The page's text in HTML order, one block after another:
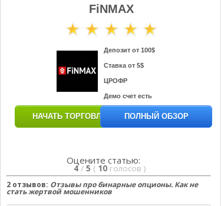
FiNMAX
Депозит от 100$
Ставка от 5$
ЦРОФР
Демо счет есть
НАЧАТЬ ТОРГОВЛЮ ПОЛНЫЙ ОБЗОР
Оцените статью:
4 / 5 ( 10 голосов )
2 отзывов: Отзывы про бинарные опционы. Как не
стать жертвой мошенников